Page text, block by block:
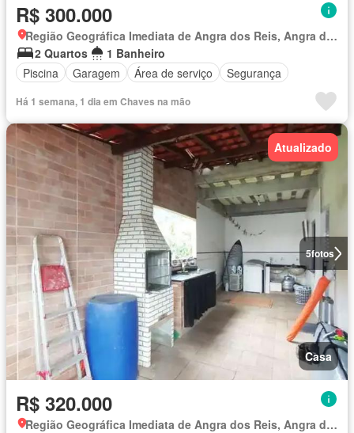
R$ 300.000
Região Geográfica Imediata de Angra dos Reis, Angra dos Reis
2 Quartos
1 Banheiro
Piscina
Garagem Área de serviço Segurança
Há 1 semana, 1 dia em Chaves na mão
5fotos
Atualizado
Casa
R$ 320.000
Região Geográfica Imediata de Angra dos Reis, Angra dos Reis